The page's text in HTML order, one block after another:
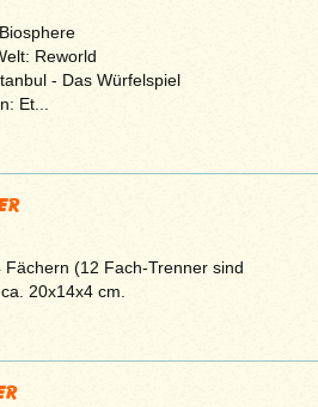
Reworld
- Das Würfelspiel
Et...
(12 Fach-Trenner sind
20x14x4 cm.